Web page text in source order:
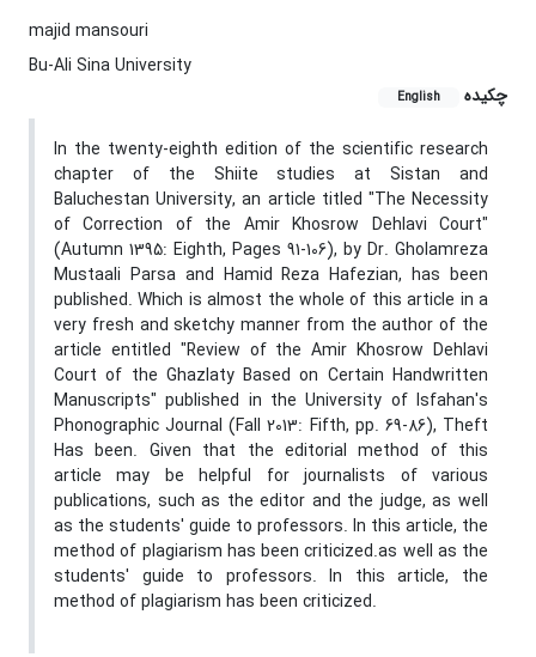
majid mansouri
Bu-Ali Sina University
چکیده
English
In the twenty-eighth edition of the scientific research
chapter of the Shiite studies at Sistan and
Baluchestan University, an article titled "The Necessity
of Correction of the Amir Khosrow Dehlavi Court"
(Autumn 1395: Eighth, Pages 91-106), by Dr. Gholamreza
Mustaali Parsa and Hamid Reza Hafezian, has been
published. Which is almost the whole of this article in a
very fresh and sketchy manner from the author of the
article entitled "Review of the Amir Khosrow Dehlavi
Court of the Ghazlaty Based on Certain Handwritten
Manuscripts" published in the University of Isfahan's
Phonographic Journal (Fall 2013: Fifth, pp. 69-86), Theft
Has been. Given that the editorial method of this
article may be helpful for journalists of various
publications, such as the editor and the judge, as well
as the students' guide to professors. In this article, the
method of plagiarism has been criticized.as well as the
students' guide to professors. In this article, the
method of plagiarism has been criticized.